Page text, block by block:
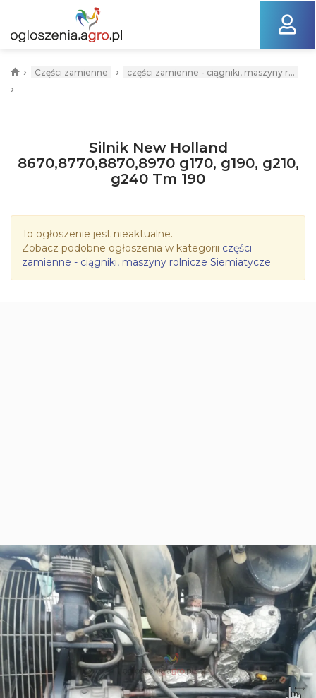
› Części zamienne › części zamienne - ciągniki, maszyny r...
›
Silnik New Holland
8670,8770,8870,8970 g170, g190, g210,
g240 Tm 190
To ogłoszenie jest nieaktualne.
Zobacz podobne ogłoszenia w kategorii części
zamienne - ciągniki, maszyny rolnicze Siemiatycze